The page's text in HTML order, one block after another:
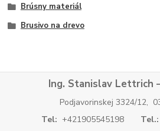
Brúsny materiál
Brusivo na drevo
Ing. Stanislav Lettrich
Podjavorinskej 3324/12,
Tel: +421905545198 Tel.: